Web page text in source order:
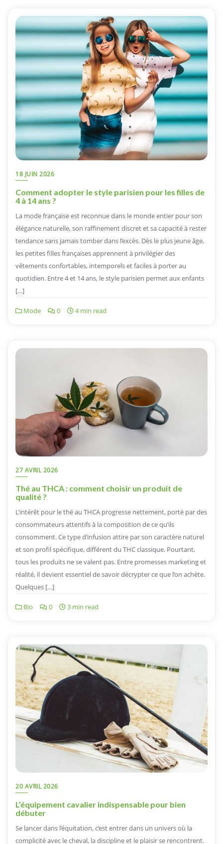
18 JUIN 2026
Comment adopter le style parisien pour les filles de
4 à 14 ans ?
La mode française est reconnue dans le monde entier pour son
élégance naturelle, son raffinement discret et sa capacité à rester
tendance sans jamais tomber dans l’excès. Dès le plus jeune âge,
les petites filles françaises apprennent à privilégier des
vêtements confortables, intemporels et faciles à porter au
quotidien. Entre 4 et 14 ans, le style parisien permet aux enfants
[…]
Mode 0 4 min read
27 AVRIL 2026
Thé au THCA : comment choisir un produit de
qualité ?
L’intérêt pour le thé au THCA progresse nettement, porté par des
consommateurs attentifs à la composition de ce qu’ils
consomment. Ce type d’infusion attire par son caractère naturel
et son profil spécifique, différent du THC classique. Pourtant,
tous les produits ne se valent pas. Entre promesses marketing et
réalité, il devient essentiel de savoir décrypter ce que l’on achète.
Quelques […]
Bio 0 3 min read
20 AVRIL 2026
L’équipement cavalier indispensable pour bien
débuter
Se lancer dans l’équitation, c’est entrer dans un univers où la
complicité avec le cheval, la discipline et le plaisir se rencontrent.